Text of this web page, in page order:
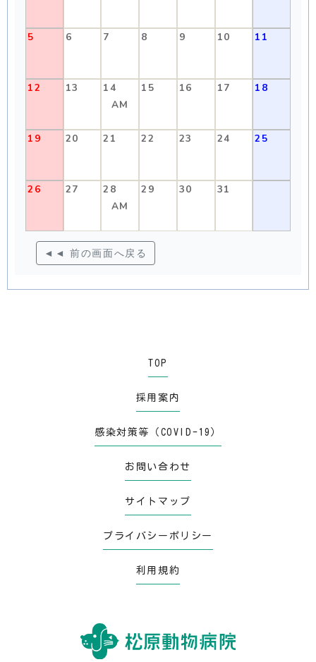
5 6 7 8 9 10 11
12 13
14
AM
15 16 17 18
19 20 21 22 23 24 25
26 27
28
AM
29 30 31
◄◄ 前の画面へ戻る
TOP
採用案内
感染対策等（COVID-19）
お問い合わせ
サイトマップ
プライバシーポリシー
利用規約